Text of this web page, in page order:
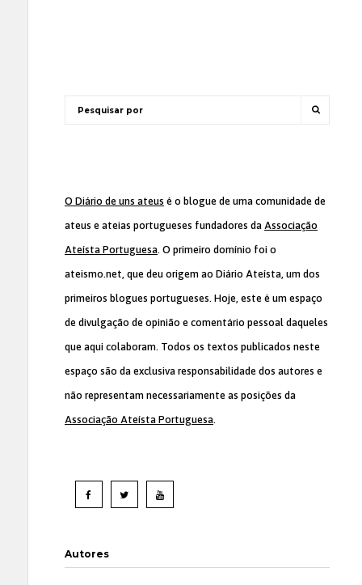
O Diário de uns ateus é o blogue de uma comunidade de
ateus e ateias portugueses fundadores da Associação
Ateísta Portuguesa. O primeiro domínio foi o
ateismo.net, que deu origem ao Diário Ateísta, um dos
primeiros blogues portugueses. Hoje, este é um espaço
de divulgação de opinião e comentário pessoal daqueles
que aqui colaboram. Todos os textos publicados neste
espaço são da exclusiva responsabilidade dos autores e
não representam necessariamente as posições da
Associação Ateísta Portuguesa.
Autores